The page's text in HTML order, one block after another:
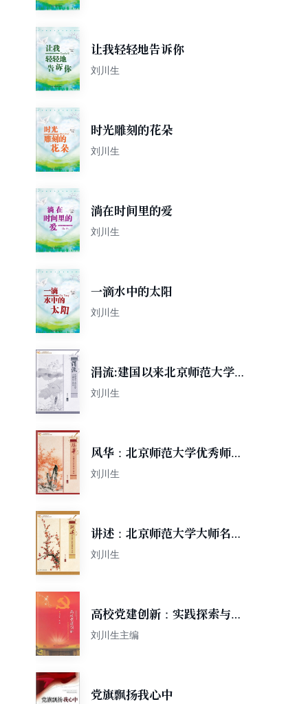
让我轻轻地告诉你
刘川生
时光雕刻的花朵
刘川生
淌在时间里的爱
刘川生
一滴水中的太阳
刘川生
涓流:建国以来北京师范大学文
艺作品百篇精选
刘川生
风华：北京师范大学优秀师生
印象
刘川生
讲述：北京师范大学大师名家
口述史
刘川生
高校党建创新：实践探索与理
论思考
刘川生主编
党旗飘扬我心中